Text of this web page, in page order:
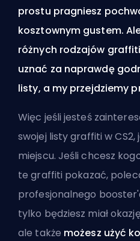
prostu pragniesz
kosztownym gustem.
różnych rodzajów
uznać za naprawdę
listy, a my przejdziemy
Więc jeśli jesteś
swojej listy graffiti w CS2,
miejscu. Jeśli chcesz
te graffiti pokazać,
profesjonalnego
tylko będziesz miał
ale także możesz użyć